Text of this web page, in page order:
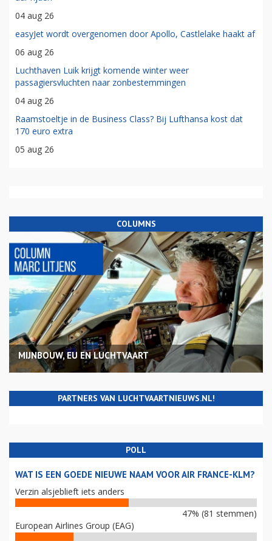
04 aug 26
easyJet wordt overgenomen door Apollo, Castlelake haakt af
06 aug 26
Luchthaven Luik krijgt komende winter weer
passagiersvluchten naar zonbestemmingen
04 aug 26
Raamstoeltje in de Business Class? Bij Lufthansa kost dat
170 euro extra
05 aug 26
COLUMNS
MIJNBOUW, EU EN LUCHTVAART
PARTNERS VAN LUCHTVAARTNIEUWS.NL!
POLL
WAT IS EEN GOEDE NIEUWE NAAM VOOR AIR FRANCE-KLM?
Verzin alsjeblieft iets anders
47% (81 stemmen)
European Airlines Group (EAG)